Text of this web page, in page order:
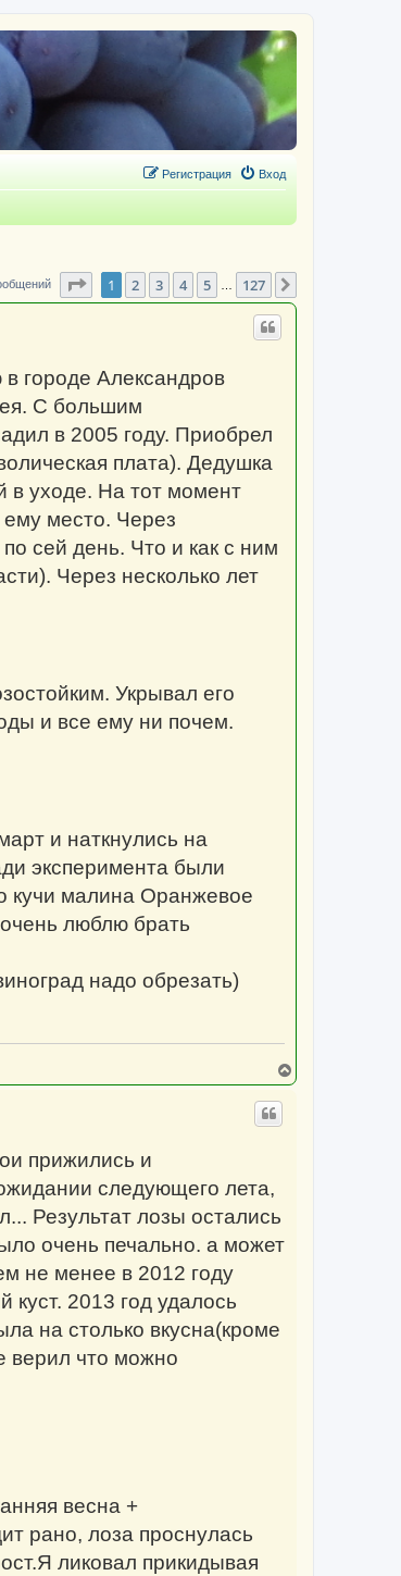
Вход
Регистрация
Страница1 из 127
1 2 3 4 5 127
городе Александров
С большим
в 2005 году. Приобрел
плата). Дедушка
в уходе. На тот момент
место. Через
сей день. Что и как с ним
Через несколько лет
Укрывал его
и все ему ни почем.
и наткнулись на
эксперимента были
кучи малина Оранжевое
люблю брать
надо обрезать)
е
прижились и
следующего лета,
Результат лозы остались
очень печально. а может
не менее в 2012 году
2013 год удалось
на столько вкусна(кроме
верил что можно
весна +
рано, лоза проснулась
ликовал прикидывая